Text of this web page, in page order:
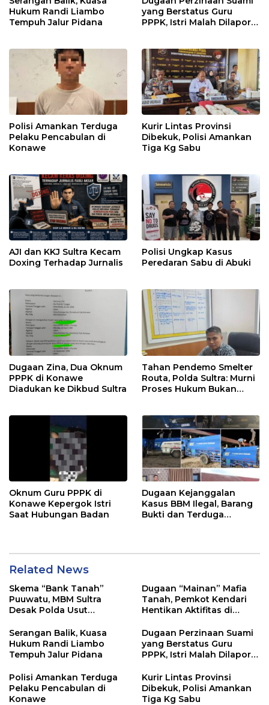
Hukum Randi Liambo
Tempuh Jalur Pidana
yang Berstatus Guru
PPPK, Istri Malah Dilapor
Polisi Amankan Terduga
Pelaku Pencabulan di
Konawe
Kurir Lintas Provinsi
Dibekuk, Polisi Amankan
Tiga Kg Sabu
AJI dan KKJ Sultra Kecam
Doxing Terhadap Jurnalis
Polisi Ungkap Kasus
Peredaran Sabu di Abuki
Dugaan Zina, Dua Oknum
PPPK di Konawe
Diadukan ke Dikbud Sultra
Tahan Pendemo Smelter
Routa, Polda Sultra: Murni
Proses Hukum Bukan
Oknum Guru PPPK di
Konawe Kepergok Istri
Saat Hubungan Badan
Dugaan Kejanggalan
Kasus BBM Ilegal, Barang
Bukti dan Terduga
Related News
Skema “Bank Tanah”
Puuwatu, MBM Sultra
Desak Polda Usut
Kadin
Dugaan “Mainan” Mafia
Tanah, Pemkot Kendari
Hentikan Aktifitas di
Serangan Balik, Kuasa
Hukum Randi Liambo
Tempuh Jalur Pidana
Dugaan Perzinaan Suami
yang Berstatus Guru
PPPK, Istri Malah Dilapor
Polisi Amankan Terduga
Pelaku Pencabulan di
Konawe
Kurir Lintas Provinsi
Dibekuk, Polisi Amankan
Tiga Kg Sabu